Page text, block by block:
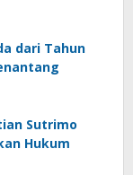
dari Tahun
Sutrimo
Hukum